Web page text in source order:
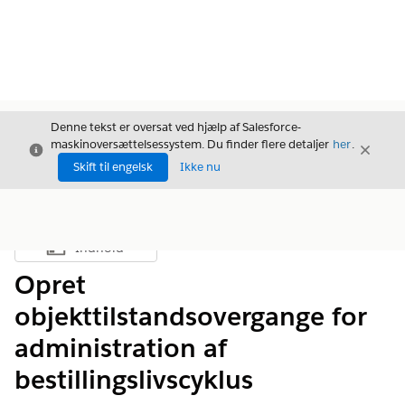
Luk
Denne tekst er oversat ved hjælp af Salesforce-
maskinoversættelsessystem. Du finder flere detaljer her.
Skift til engelsk
Ikke nu
Luk
Vis indholdsfortegnelse
Indhold
Opret
objekttilstandsovergange for
administration af
bestillingslivscyklus